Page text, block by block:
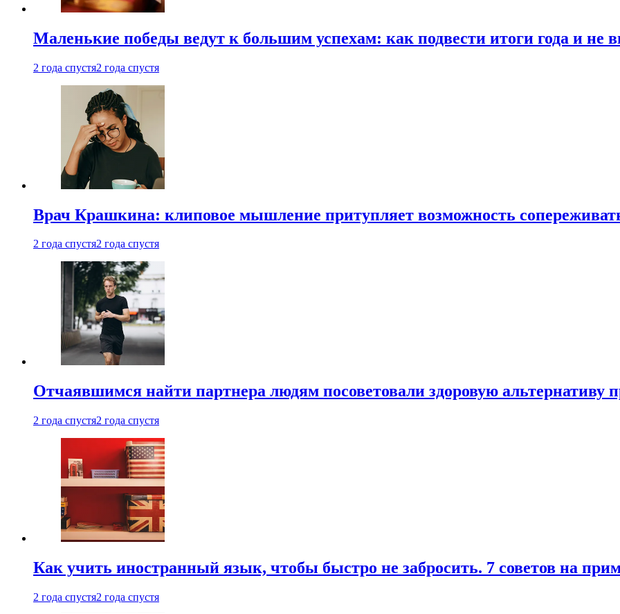
Маленькие победы ведут к большим успехам: как подвести итоги года и не
2 года спустя2 года спустя
Врач Крашкина: клиповое мышление притупляет возможность
2 года спустя2 года спустя
Отчаявшимся найти партнера людям посоветовали здоровую альтернативу
2 года спустя2 года спустя
Как учить иностранный язык, чтобы быстро не забросить. 7 советов на
2 года спустя2 года спустя